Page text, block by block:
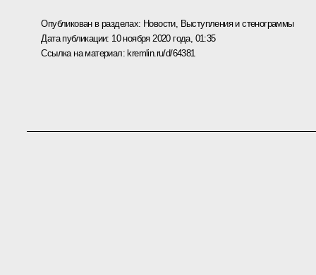
Опубликован в разделах: Новости, Выступления и стенограммы
Дата публикации: 10 ноября 2020 года, 01:35
Ссылка на материал:kremlin.ru/d/64381